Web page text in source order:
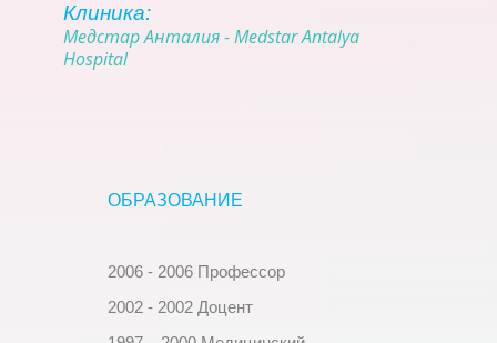
Клиника:
Медстар Анталия - Medstar Antalya
Hospital
OБРАЗОВАНИЕ
2006 - 2006 Профессор
2002 - 2002 Доцент